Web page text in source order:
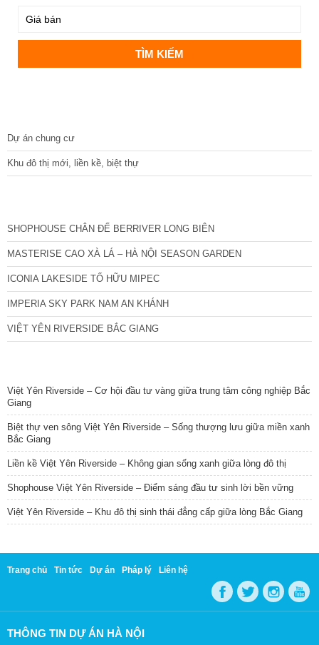
Dự án chung cư
Khu đô thị mới, liền kề, biệt thự
SHOPHOUSE CHÂN ĐẾ BERRIVER LONG BIÊN
MASTERISE CAO XÀ LÁ – HÀ NỘI SEASON GARDEN
ICONIA LAKESIDE TỐ HỮU MIPEC
IMPERIA SKY PARK NAM AN KHÁNH
VIỆT YÊN RIVERSIDE BẮC GIANG
Việt Yên Riverside – Cơ hội đầu tư vàng giữa trung tâm công nghiệp Bắc
Giang
Biệt thự ven sông Việt Yên Riverside – Sống thượng lưu giữa miền xanh
Bắc Giang
Liền kề Việt Yên Riverside – Không gian sống xanh giữa lòng đô thị
Shophouse Việt Yên Riverside – Điểm sáng đầu tư sinh lời bền vững
Việt Yên Riverside – Khu đô thị sinh thái đẳng cấp giữa lòng Bắc Giang
Trang chủ Tin tức Dự án Pháp lý Liên hệ
THÔNG TIN DỰ ÁN HÀ NỘI